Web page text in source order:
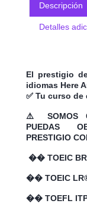
Descripción
Detalles
El prestigio
idiomas Here
✅ Tu curso
⚠️ SOMOS
PUEDAS
PRESTIGIO
�� TOEIC
�� TOEIC
�� TOEFL